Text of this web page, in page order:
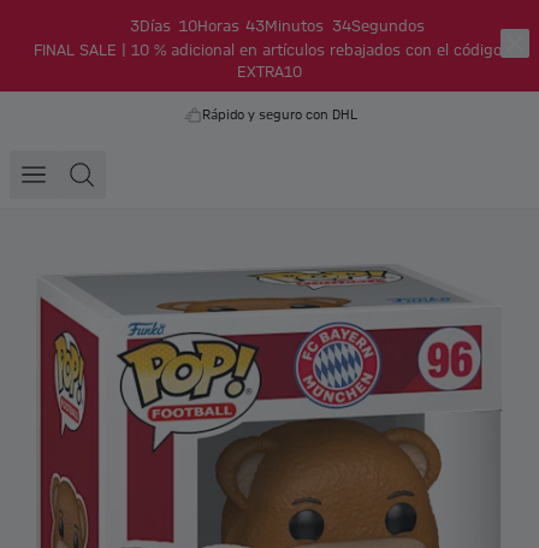
3 Días 10Horas 43 Minutos 34Segundos
FINAL SALE | 10 % adicional en artículos rebajados con el código:
EXTRA10
Rápido y seguro con DHL